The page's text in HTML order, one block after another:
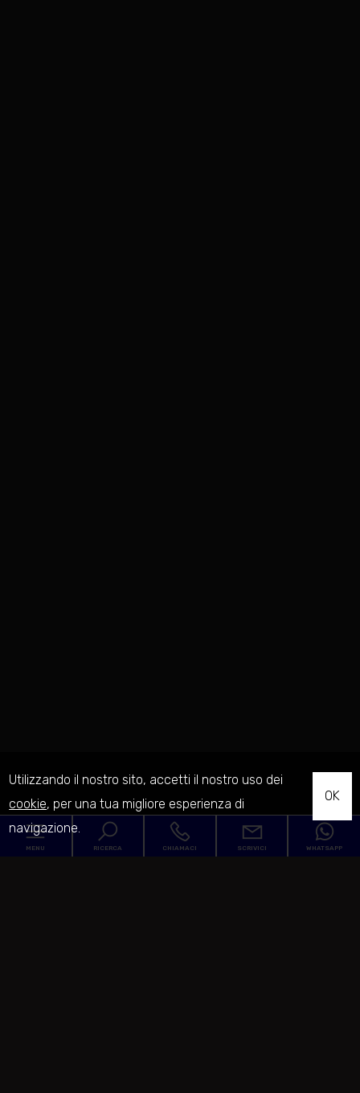
MENU RICERCA CHIAMACI SCRIVICI WHATSAPP
Utilizzando il nostro sito, accetti il nostro uso dei
cookie, per una tua migliore esperienza di
navigazione.
OK